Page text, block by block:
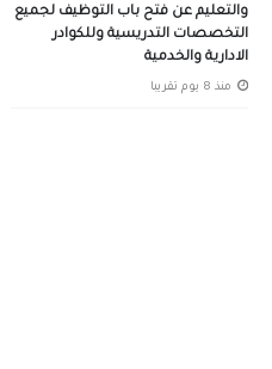
والتعليم عن فتح باب التوظيف لجميع
التخصصات التدريسية وللكوادر
الادارية والخدمية
منذ 8 يوم تقريبا